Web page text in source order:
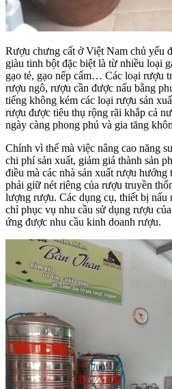
Rượu chưng cất ở Việt Nam chủ yếu
giàu tinh bột đặc biệt là từ nhiều loại
gạo tẻ, gạo nếp cẩm… Các loại rượu
rượu ngô, rượu cần được nấu bằng
tiếng không kém các loại rượu sản
rượu được tiêu thụ rộng rãi khắp cả
ngày càng phong phú và gia tăng
Chính vì thế mà việc nâng cao năng
chi phí sản xuất, giảm giá thành sản
điều mà các nhà sản xuất rượu
phải giữ nét riêng của rượu truyền
lượng rượu. Các dụng cụ, thiết bị nấu
chỉ phục vụ nhu cầu sử dụng rượu
ứng được nhu cầu kinh doanh rượu.